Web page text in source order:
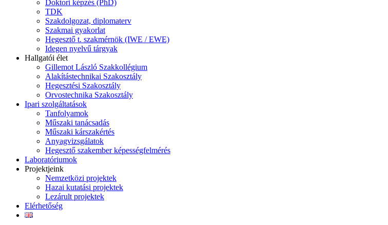
Doktori képzés (PhD)
TDK
Szakdolgozat, diplomaterv
Szakmai gyakorlat
Hegesztő t. szakmérnök (IWE / EWE)
Idegen nyelvű tárgyak
Hallgatói élet
Gillemot László Szakkollégium
Alakítástechnikai Szakosztály
Hegesztési Szakosztály
Orvostechnika Szakosztály
Ipari szolgáltatások
Tanfolyamok
Műszaki tanácsadás
Műszaki kárszakértés
Anyagvizsgálatok
Hegesztő szakember képességfelmérés
Laboratóriumok
Projektjeink
Nemzetközi projektek
Hazai kutatási projektek
Lezárult projektek
Elérhetőség